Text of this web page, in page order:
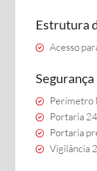
Estrutura
Acesso
Segurança
Perímetro
Portaria
Portaria
Vigilância